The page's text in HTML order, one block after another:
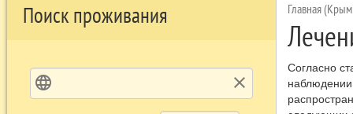
Поиск проживания
language clear
Главная
Согласно